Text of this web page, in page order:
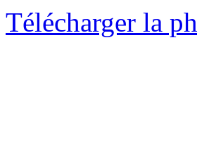
Télécharger la